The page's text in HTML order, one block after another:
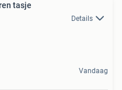
tasje
Details
Vandaag